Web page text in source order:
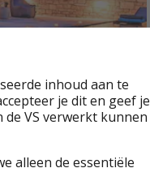
inhoud aan te
je dit en geef je
VS verwerkt kunnen
alleen de essentiële